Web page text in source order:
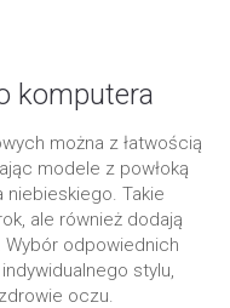
komputera
można z łatwością
modele z powłoką
niebieskiego. Takie
ale również dodają
odpowiednich
stylu,
oczu.